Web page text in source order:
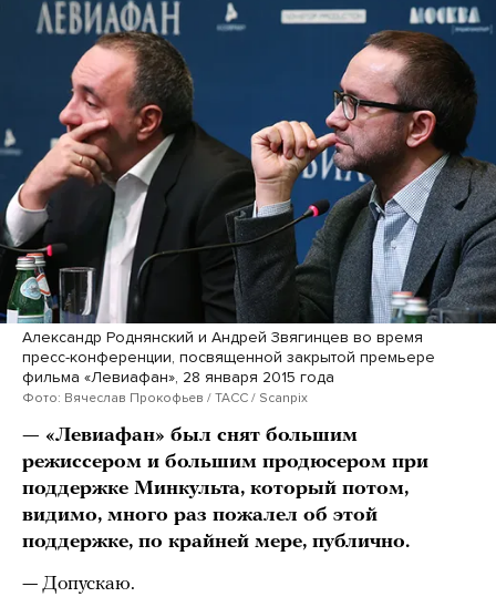
Александр Роднянский и Андрей Звягинцев во время
пресс-конференции, посвященной закрытой премьере
фильма «Левиафан», 28 января 2015 года
Фото: Вячеслав Прокофьев / ТАСС / Scanpix
— «Левиафан» был снят большим
режиссером и большим продюсером при
поддержке Минкульта, который потом,
видимо, много раз пожалел об этой
поддержке, по крайней мере, публично.
— Допускаю.